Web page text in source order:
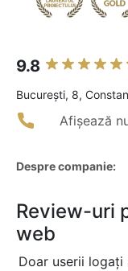
9.8
Bucureşti, 8,
Afișează
Despre companie:
Review-uri
web
Doar userii logați